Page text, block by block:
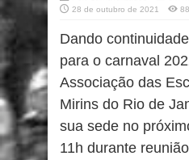
28 de outubro de 2021
Dando
para o carnaval
Associação das
Mirins do Rio de
sua sede no
11h durante